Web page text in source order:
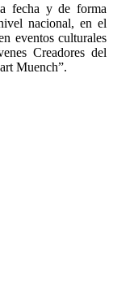
fecha y de forma
nacional, en el
eventos culturales
Creadores del
Muench”.